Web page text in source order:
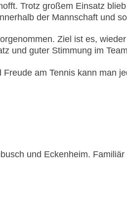
Trotz großem Einsatz
der Mannschaft und
Ziel ist es,
und guter Stimmung im
am Tennis kann man
und Eckenheim.